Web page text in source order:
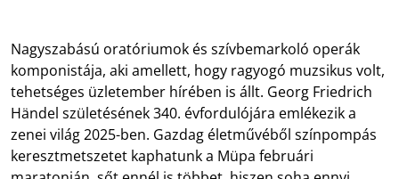
Nagyszabású oratóriumok és szívbemarkoló operák
komponistája, aki amellett, hogy ragyogó muzsikus volt,
tehetséges üzletember hírében is állt. Georg Friedrich
Händel születésének 340. évfordulójára emlékezik a
zenei világ 2025-ben. Gazdag életművéből színpompás
keresztmetszetet kaphatunk a Müpa februári